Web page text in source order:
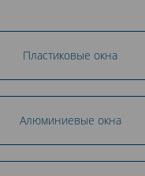
Пластиковые окна
Алюминиевые окна